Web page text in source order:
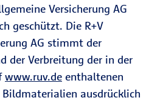
Versicherung AG
geschützt. Die R+V
AG stimmt der
der Verbreitung der in der
www.ruv.de enthaltenen
ausdrücklich